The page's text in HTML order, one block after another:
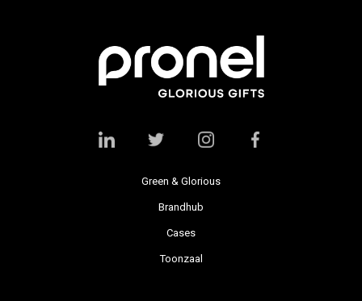
Green & Glorious
Brandhub
Cases
Toonzaal